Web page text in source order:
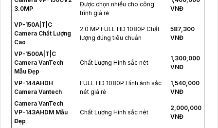
3.0MP
Được chọn nhiều cho công
trình giá rẻ
VNĐ
VP-150A|T|C
Camera Chất Lượng
Cao
2.0 MP FULL HD 1080P Chất
lượng đúng tiêu chuẩn
587,300
VNĐ
VP-1500A|T|C
Camera VanTech
Mẫu Đẹp
Chất Lượng Hình sắc nét
1,300,000
VNĐ
VP-144AHDH
Camera Vantech
FULL HD 1080P Hình ảnh sắc
nét giá rẻ
1,540,000
VNĐ
Camera VanTech
VP-143AHDM Mẫu
Đẹp
Chất Lượng Hình sắc nét
2,000,000
VNĐ